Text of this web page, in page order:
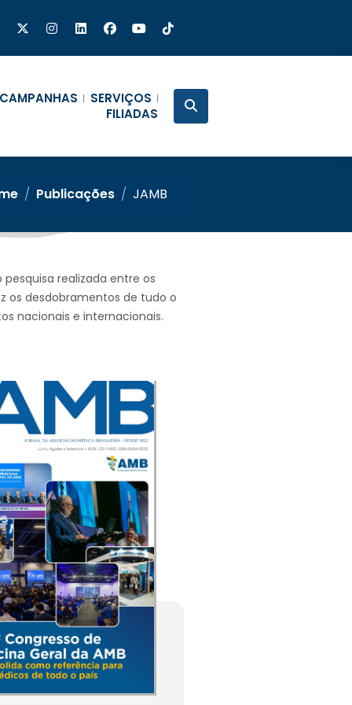
SERVIÇOS
FILIADAS
/ Publicações / JAMB
realizada entre os
os desdobramentos de tudo o
nacionais e internacionais.